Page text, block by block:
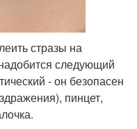
стразы на
следующий
- он безопасен
пинцет,